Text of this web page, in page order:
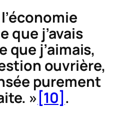
que j’avais
que j’aimais,
ouvrière,
purement
» [10] .